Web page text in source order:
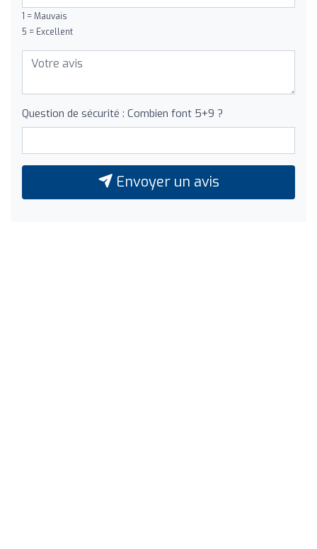
1 = Mauvais
5 = Excellent
Question de sécurité : Combien font 5+9 ?
Envoyer un avis